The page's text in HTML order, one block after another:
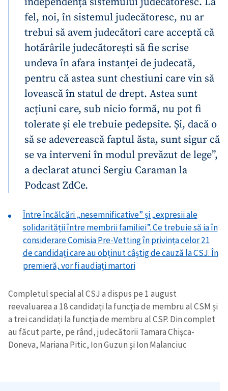
fel, noi, în sistemul judecătoresc, nu ar
trebui să avem judecători care acceptă că
hotărârile judecătorești să fie scrise
undeva în afara instanței de judecată,
pentru că astea sunt chestiuni care vin să
lovească în statul de drept. Astea sunt
acțiuni care, sub nicio formă, nu pot fi
tolerate și ele trebuie pedepsite. Și, dacă o
să se adeverească faptul ăsta, sunt sigur că
se va interveni în modul prevăzut de lege”,
a declarat atunci Sergiu Caraman la
Podcast ZdCe.
Între încălcări „nesemnificative” și „expresii ale
solidarității între membrii familiei”. Ce trebuie să ia în
considerare Comisia Pre-Vetting în privința celor 21
de candidați care au obținut câștig de cauză la CSJ. În
premieră, vor fi audiați martori
Completul special al CSJ a dispus pe 1 august
reevaluarea a 18 candidați la funcția de membru al CSM și
a trei candidați la funcția de membru al CSP. Din complet
au făcut parte, pe rând, judecătorii Tamara Chişca-
Doneva, Mariana Pitic, Ion Guzun și Ion Malanciuc